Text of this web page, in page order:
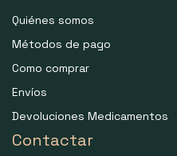
Quiénes somos
Métodos de pago
Como comprar
Envíos
Devoluciones Medicamentos
Contactar